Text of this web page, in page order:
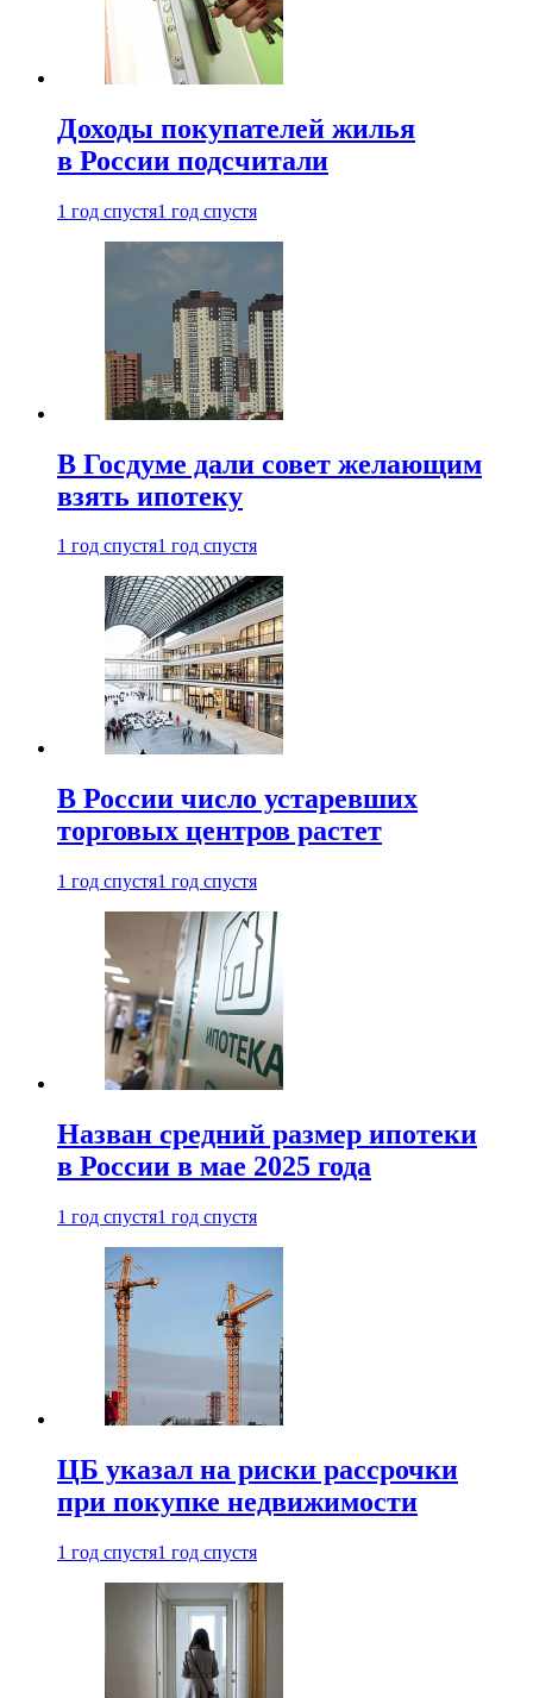
Доходы покупателей жилья
в России подсчитали
1 год спустя1 год спустя
В Госдуме дали совет желающим
взять ипотеку
1 год спустя1 год спустя
В России число устаревших
торговых центров растет
1 год спустя1 год спустя
Назван средний размер ипотеки
в России в мае 2025 года
1 год спустя1 год спустя
ЦБ указал на риски рассрочки
при покупке недвижимости
1 год спустя1 год спустя